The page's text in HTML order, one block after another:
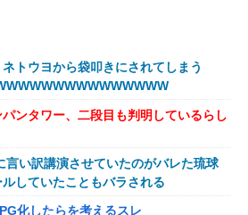
ん 他
ん 他
ェアを発売ｗｗｗｗｗｗ
………キャンセルっと！」←こいつの目
った外国人からまさかの『こう』言わ
みか？？？？？？？
ネトウヨから袋叩きにされてしまう
パンタワー、二段目も判明しているらし
言い訳講演させていたのがバレた琉球
していたこともバラされる
化したらを考えるスレ